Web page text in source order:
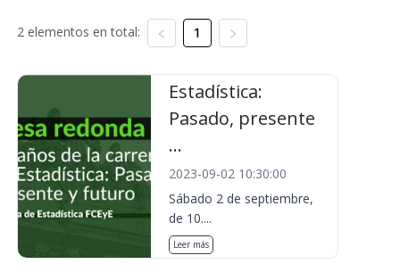
2 elementos en total: 1
Estadística:
Pasado, presente
...
2023-09-02 10:30:00
Sábado 2 de septiembre,
de 10....
Leer más